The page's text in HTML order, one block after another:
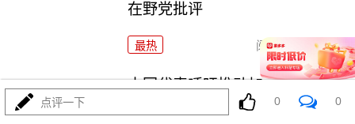
在野党批评
最热 阅读 21431
中国代表呼吁推动加沙全面持久
点评一下 0 0